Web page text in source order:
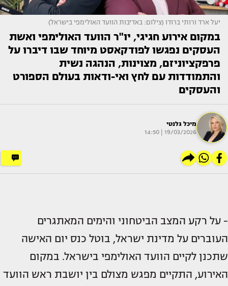
יעל ארד ורותי ברודו (צילום: באדיבות הוועד האולימפי בישראל)
במקום אירוע חגיגי, יו"ר הוועד האולימפי ואשת
העסקים נפגשו לפודקאסט מיוחד שבו דיברו על
פרפקציוניזם, מצוינות, הנהגה נשית
והתמודדות עם לחץ ואי-ודאות בעולם הספורט
והעסקים
מיכל גלנטי
19/03/2026 | 14:50
- על רקע המצב הביטחוני והימים המאתגרים
העוברים על מדינת ישראל, בוטל כנס יום האישה
שתכנן לקיים הוועד האולימפי בישראל. במקום
האירוע, התקיים מפגש מצולם בין יושבת ראש הוועד